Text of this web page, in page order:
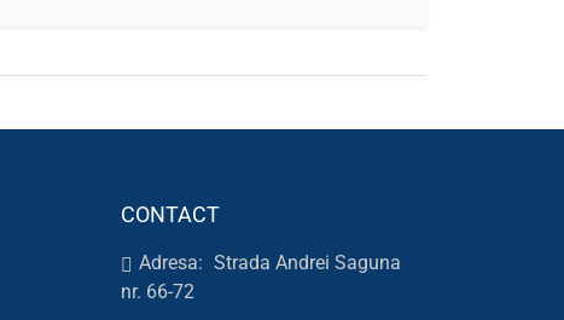
CONTACT
Adresa: Strada Andrei Saguna
nr. 66-72